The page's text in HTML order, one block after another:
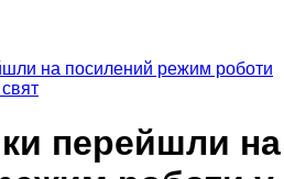
на посилений режим роботи
перейшли на